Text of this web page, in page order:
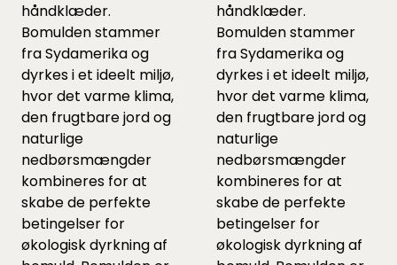
håndklæder.
Bomulden stammer
fra Sydamerika og
dyrkes i et ideelt miljø,
hvor det varme klima,
den frugtbare jord og
naturlige
nedbørsmængder
kombineres for at
skabe de perfekte
betingelser for
økologisk dyrkning af
håndklæder.
Bomulden stammer
fra Sydamerika og
dyrkes i et ideelt miljø,
hvor det varme klima,
den frugtbare jord og
naturlige
nedbørsmængder
kombineres for at
skabe de perfekte
betingelser for
økologisk dyrkning af